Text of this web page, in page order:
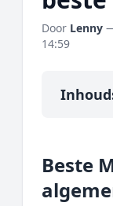
Door Lenny
14:59
Prijs
Beste